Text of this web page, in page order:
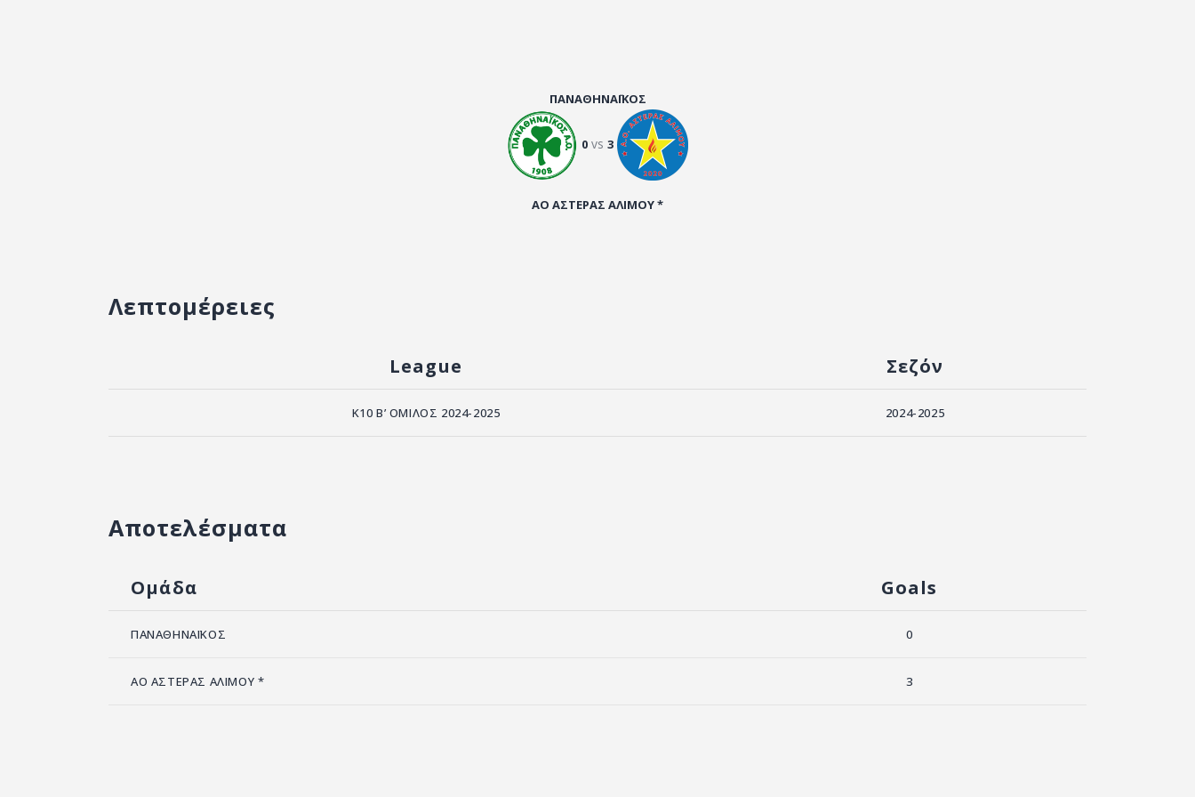
ΠΑΝΑΘΗΝΑΪΚΟΣ
0 vs 3
ΑΟ ΑΣΤΕΡΑΣ ΑΛΙΜΟΥ *
Λεπτομέρειες
League Σεζόν
K10 Β’ ΟΜΙΛΟΣ 2024-2025 2024-2025
Αποτελέσματα
Ομάδα Goals
ΠΑΝΑΘΗΝΑΪΚΟΣ 0
ΑΟ ΑΣΤΕΡΑΣ ΑΛΙΜΟΥ * 3